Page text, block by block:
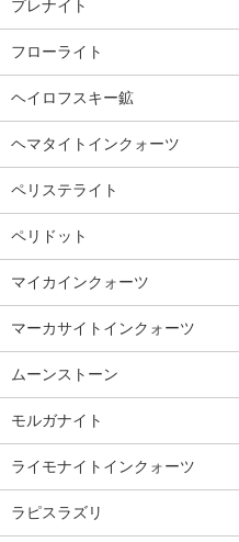
プレナイト
フローライト
ヘイロフスキー鉱
ヘマタイトインクォーツ
ペリステライト
ペリドット
マイカインクォーツ
マーカサイトインクォーツ
ムーンストーン
モルガナイト
ライモナイトインクォーツ
ラピスラズリ